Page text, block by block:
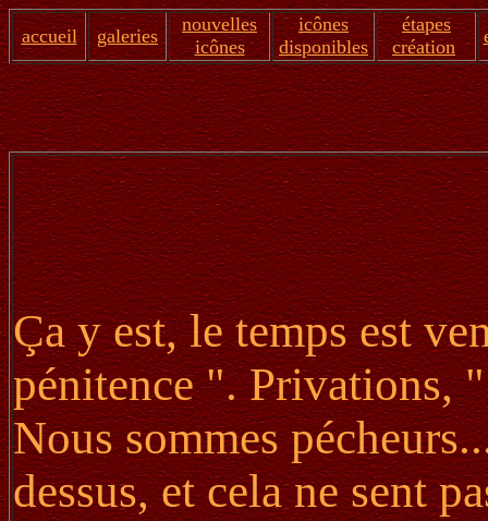
accueil galeries
nouvelles
icônes
icônes
disponibles
étapes
création
Ça y est, le temps est
pénitence ". Privations,
Nous sommes
dessus, et cela ne sent